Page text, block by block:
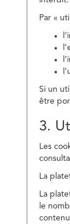
Par «
Si un
être
3.
Les
La
La
le